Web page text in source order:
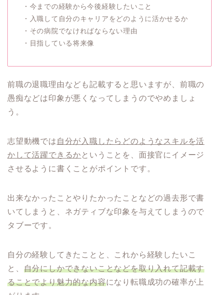
・今までの経験から今後経験したいこと
・入職して自分のキャリアをどのように活かせるか
・その病院でなければならない理由
・目指している将来像
前職の退職理由なども記載すると思いますが、前職の
愚痴などは印象が悪くなってしまうのでやめましょ
う。
志望動機では 自分が入職したらどのようなスキルを活
かして活躍できるか ということを、面接官にイメージ
させるように書くことがポイントです。
出来なかったことやりたかったことなどの過去形で書
いてしまうと、ネガティブな印象を与えてしまうので
タブーです。
自分の経験してきたことと、これから経験したいこ
と、 自分にしかできないことなどを取り入れて記載す
ることでより魅力的な内容になり転職成功の確率が上